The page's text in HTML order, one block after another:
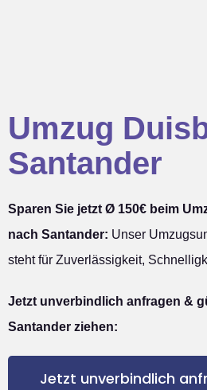
Umzug
Santander
Sparen Sie jetzt Ø 150€ beim
nach Santander: Unser
steht für Zuverlässigkeit,
Jetzt unverbindlich anfragen &
Santander ziehen:
Jetzt unverbindlich